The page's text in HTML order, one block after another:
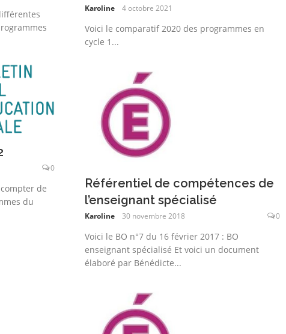
Karoline 4 octobre 2021
Voici le comparatif 2020 des programmes en
cycle 1...
0
de
du
Référentiel de compétences de
l’enseignant spécialisé
Karoline 30 novembre 2018 0
Voici le BO n°7 du 16 février 2017 : BO
enseignant spécialisé Et voici un document
élaboré par Bénédicte...